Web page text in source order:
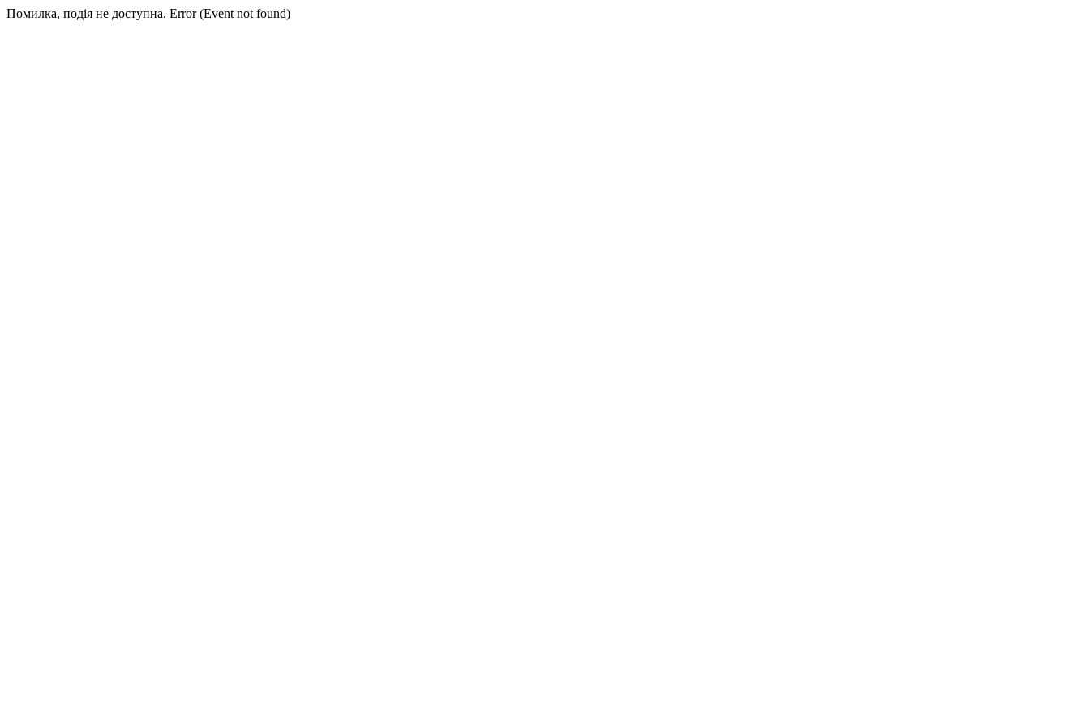
Помилка, подія не доступна. Error (Event not found)